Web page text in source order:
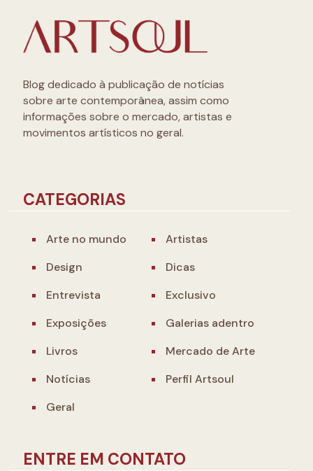
Blog dedicado à publicação de notícias
sobre arte contemporânea, assim como
informações sobre o mercado, artistas e
movimentos artísticos no geral.
CATEGORIAS
Arte no mundo
Artistas
Design
Dicas
Entrevista
Exclusivo
Exposições
Galerias adentro
Livros
Mercado de Arte
Notícias
Perfil Artsoul
Geral
ENTRE EM CONTATO